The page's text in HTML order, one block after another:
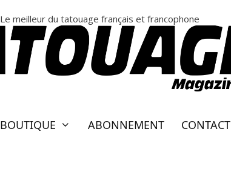
Le meilleur du tatouage français et francophone
BOUTIQUE ABONNEMENT CONTACT